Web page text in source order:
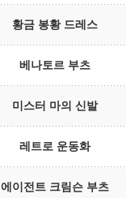
황금 봉황 드레스
베나토르 부츠
미스터 마의 신발
레트로 운동화
에이전트 크림슨 부츠